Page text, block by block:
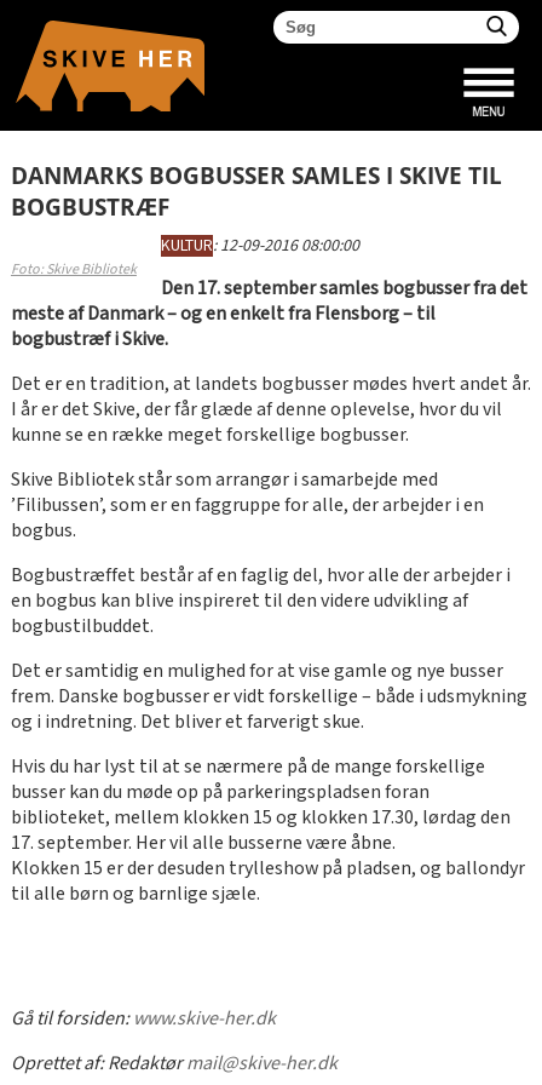
DANMARKS BOGBUSSER SAMLES I SKIVE TIL
BOGBUSTRÆF
Foto: Skive Bibliotek
KULTUR:12-09-2016 08:00:00
Den 17. september samles bogbusser fra det
meste af Danmark – og en enkelt fra Flensborg – til
bogbustræf i Skive.
Det er en tradition, at landets bogbusser mødes hvert andet år.
I år er det Skive, der får glæde af denne oplevelse, hvor du vil
kunne se en række meget forskellige bogbusser.
Skive Bibliotek står som arrangør i samarbejde med
’Filibussen’, som er en faggruppe for alle, der arbejder i en
bogbus.
Bogbustræffet består af en faglig del, hvor alle der arbejder i
en bogbus kan blive inspireret til den videre udvikling af
bogbustilbuddet.
Det er samtidig en mulighed for at vise gamle og nye busser
frem. Danske bogbusser er vidt forskellige – både i udsmykning
og i indretning. Det bliver et farverigt skue.
Hvis du har lyst til at se nærmere på de mange forskellige
busser kan du møde op på parkeringspladsen foran
biblioteket, mellem klokken 15 og klokken 17.30, lørdag den
17. september. Her vil alle busserne være åbne.
Klokken 15 er der desuden trylleshow på pladsen, og ballondyr
til alle børn og barnlige sjæle.
Gå til forsiden:www.skive-her.dk
Oprettet af:Redaktørmail@skive-her.dk